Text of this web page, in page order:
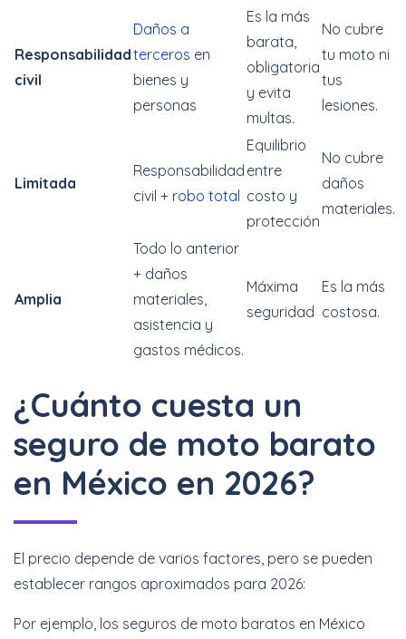
Responsabilidad
civil
Daños a
terceros en
bienes y
personas
Es la más
barata,
obligatoria
y evita
multas.
No cubre
tu moto ni
tus
lesiones.
Limitada
Responsabilidad
civil + robo total
Equilibrio
entre
costo y
protección
No cubre
daños
materiales.
Amplia
Todo lo anterior
+ daños
materiales,
asistencia y
gastos médicos.
Máxima
seguridad
Es la más
costosa.
¿Cuánto cuesta un
seguro de moto barato
en México en 2026?
El precio depende de varios factores, pero se pueden
establecer rangos aproximados para 2026:
Por ejemplo, los seguros de moto baratos en México